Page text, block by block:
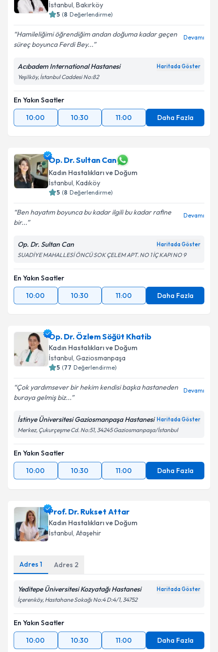
İstanbul, Bakırköy
5 (8 Değerlendirme)
Hamileliğimi öğrendiğim andan doğuma kadar geçen
süreç boyunca Ferdi Bey...
Devamı
Acıbadem International Hastanesi Haritada Göster
Yeşilköy, İstanbul Caddesi No:82
En Yakın Saatler
10:00
10:30 11:00 Daha Fazla
Op. Dr. Sultan Can
Kadın Hastalıkları ve Doğum
İstanbul, Kadıköy
5 (8 Değerlendirme)
Ben hayatım boyunca bu kadar ilgili bu kadar rafine
bir...
Devamı
Op. Dr. Sultan Can Haritada Göster
SUADİYE MAHALLESİ ÖNCÜ SOK ÇELEM APT. NO 1 İÇ KAPI NO 9
En Yakın Saatler
10:00
10:30 11:00 Daha Fazla
Op. Dr. Özlem Söğüt Khatib
Kadın Hastalıkları ve Doğum
İstanbul, Gaziosmanpaşa
5 (77 Değerlendirme)
Çok yardımsever bir hekim kendisi başka hastaneden
buraya gelmiş biz...
Devamı
İstinye Üniversitesi Gaziosmanpaşa Hastanesi Haritada Göster
Merkez, Çukurçeşme Cd. No:51, 34245 Gaziosmanpaşa/İstanbul
En Yakın Saatler
10:00
10:30 11:00 Daha Fazla
Prof. Dr. Rukset Attar
Kadın Hastalıkları ve Doğum
İstanbul, Ataşehir
Adres 1 Adres 2
Yeditepe Üniversitesi Kozyatağı Hastanesi Haritada Göster
İçerenköy, Hastahane Sokağı No:4 D:4/1, 34752
En Yakın Saatler
10:00
10:30 11:00 Daha Fazla